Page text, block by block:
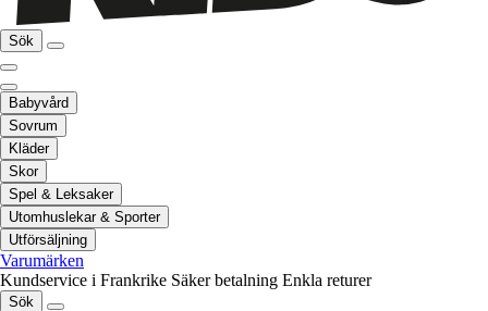
Sök
Babyvård
Sovrum
Kläder
Skor
Spel & Leksaker
Utomhuslekar & Sporter
Utförsäljning
Varumärken
Kundservice i Frankrike Säker betalning Enkla returer
Sök